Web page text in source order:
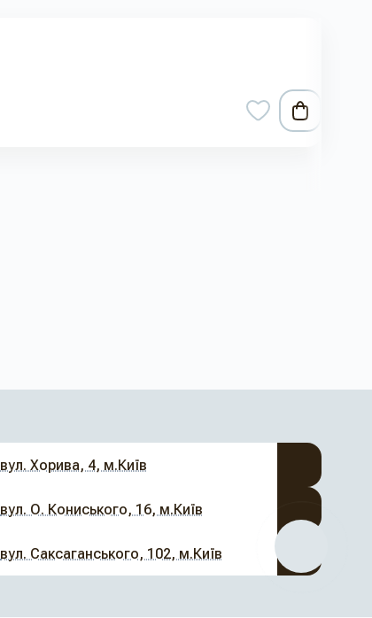
вул. Хорива, 4, м.Київ
вул. О. Кониського, 16, м.Київ
вул. Саксаганського, 102, м.Київ